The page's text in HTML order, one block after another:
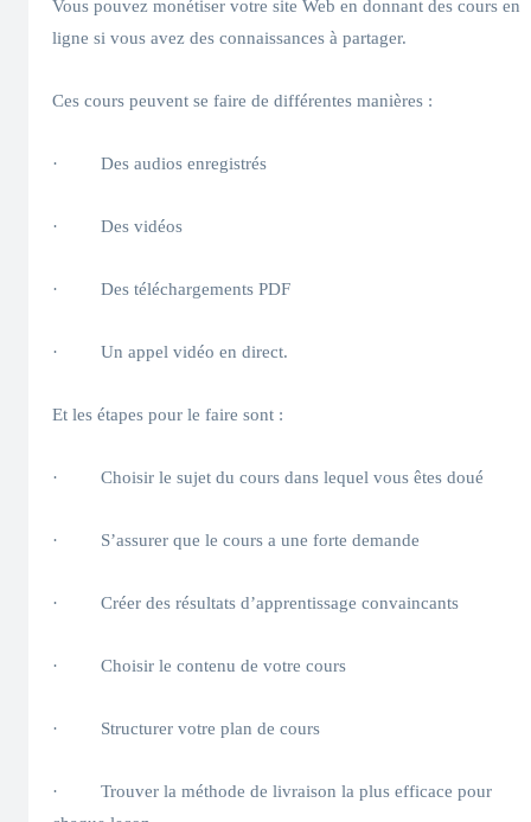
Vous pouvez monétiser votre site Web en donnant des cours en
ligne si vous avez des connaissances à partager.
Ces cours peuvent se faire de différentes manières :
· Des audios enregistrés
· Des vidéos
· Des téléchargements PDF
· Un appel vidéo en direct.
Et les étapes pour le faire sont :
· Choisir le sujet du cours dans lequel vous êtes doué
· S’assurer que le cours a une forte demande
· Créer des résultats d’apprentissage convaincants
· Choisir le contenu de votre cours
· Structurer votre plan de cours
· Trouver la méthode de livraison la plus efficace pour